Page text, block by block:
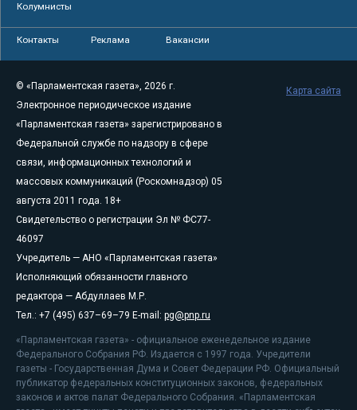
Колумнисты
Контакты Реклама Вакансии
© «Парламентская газета», 2026 г.
Электронное периодическое издание
«Парламентская газета» зарегистрировано в
Федеральной службе по надзору в сфере
связи, информационных технологий и
массовых коммуникаций (Роскомнадзор) 05
августа 2011 года. 18+
Свидетельство о регистрации Эл № ФС77-
46097
Учредитель — АНО «Парламентская газета»
Исполняющий обязанности главного
редактора — Абдуллаев М.Р.
Тел.: +7 (495) 637–69–79 E-mail: pg@pnp.ru
«Парламентская газета» - официальное еженедельное издание
Федерального Собрания РФ. Издается с 1997 года. Учредители
газеты - Государственная Дума и Совет Федерации РФ. Официальный
публикатор федеральных конституционных законов, федеральных
законов и актов палат Федерального Собрания. «Парламентская
Карта сайта